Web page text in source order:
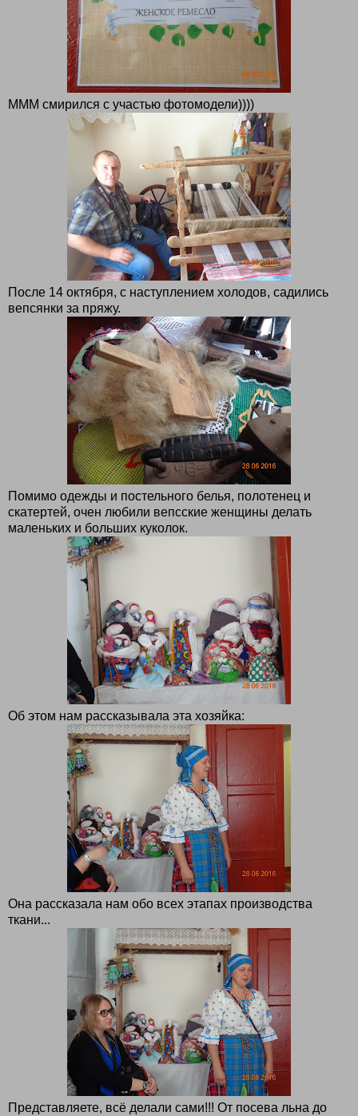
МММ смирился с участью фотомодели))))
После 14 октября, с наступлением холодов, садились
вепсянки за пряжу.
Помимо одежды и постельного белья, полотенец и
скатертей, очен любили вепсские женщины делать
маленьких и больших куколок.
Об этом нам рассказывала эта хозяйка:
Она рассказала нам обо всех этапах производства
ткани...
Представляете, всё делали сами!!! От посева льна до